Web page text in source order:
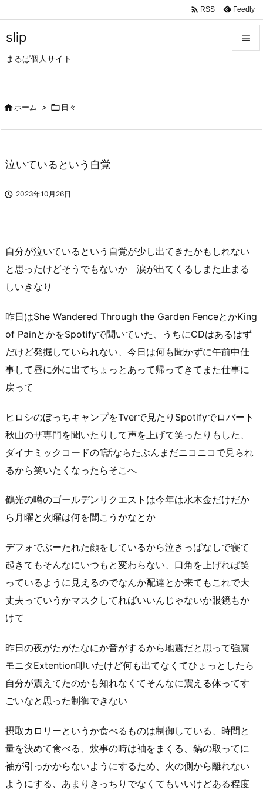
slip
まるぱ個人サイト

 RSS Feedly
ホーム >  日々
泣いているという自覚
 2023年10月26日
自分が泣いているという自覚が少し出てきたかもしれない
と思ったけどそうでもないか 涙が出てくるしまた止まる
しいきなり
昨日はShe Wandered Through the Garden FenceとかKing
of PainとかをSpotifyで聞いていた、うちにCDはあるはず
だけど発掘していられない、今日は何も聞かずに午前中仕
事して昼に外に出てちょっとあって帰ってきてまた仕事に
戻って
ヒロシのぼっちキャンプをTverで見たりSpotifyでロバート
秋山のザ専門を聞いたりして声を上げて笑ったりもした、
ダイナミックコードの1話ならたぶんまだニコニコで見られ
るから笑いたくなったらそこへ
鶴光の噂のゴールデンリクエストは今年は水木金だけだか
ら月曜と火曜は何を聞こうかなとか
デフォでぶーたれた顔をしているから泣きっぱなしで寝て
起きてもそんなにいつもと変わらない、口角を上げれば笑
っているように見えるのでなんか配達とか来てもこれで大
丈夫っていうかマスクしてればいいんじゃないか眼鏡もか
けて
昨日の夜がたがたなにか音がするから地震だと思って強震
モニタExtention叩いたけど何も出てなくてひょっとしたら
自分が震えてたのかも知れなくてそんなに震える体ってす
ごいなと思った制御できない
摂取カロリーというか食べるものは制御している、時間と
量を決めて食べる、炊事の時は袖をまくる、鍋の取ってに
袖が引っかからないようにするため、火の側から離れない
ようにする、あまりきっちりでなくてもいいけどある程度